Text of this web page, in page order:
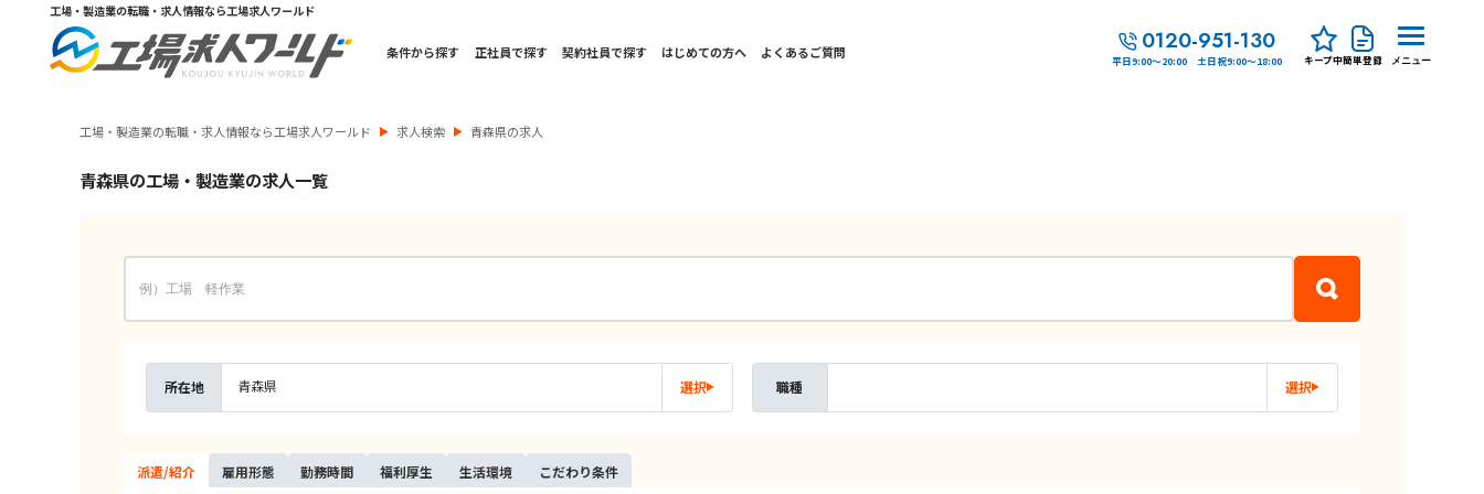
工場・製造業の転職・求人情報なら工場求人ワールド
条件から探す 正社員で探す 契約社員で探す はじめての方へ よくあるご質問 0120-951-130
平日9:00～20:00 土日祝9:00～18:00 キープ中簡単登録 メニュー
工場・製造業の転職・求人情報なら工場求人ワールド 求人検索 青森県の求人
青森県の工場・製造業の求人一覧
所在地 青森県 選択 職種 選択
派遣/紹介 雇用形態 勤務時間 福利厚生 生活環境 こだわり条件